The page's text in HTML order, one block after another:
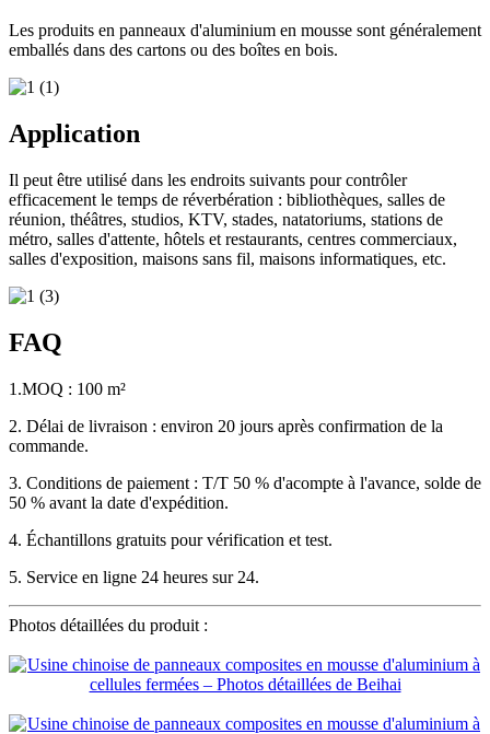
Les produits en panneaux d'aluminium en mousse sont généralement
emballés dans des cartons ou des boîtes en bois.
Application
Il peut être utilisé dans les endroits suivants pour contrôler
efficacement le temps de réverbération : bibliothèques, salles de
réunion, théâtres, studios, KTV, stades, natatoriums, stations de
métro, salles d'attente, hôtels et restaurants, centres commerciaux,
salles d'exposition, maisons sans fil, maisons informatiques, etc.
FAQ
1.MOQ : 100 m²
2. Délai de livraison : environ 20 jours après confirmation de la
commande.
3. Conditions de paiement : T/T 50 % d'acompte à l'avance, solde de
50 % avant la date d'expédition.
4. Échantillons gratuits pour vérification et test.
5. Service en ligne 24 heures sur 24.
Photos détaillées du produit :